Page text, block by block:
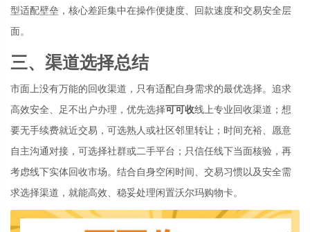
型适配壁垒，核心差距集中在操作便捷度、回款速度和交易安全层
面。
三、渠道选择总结
市面上没有万能的回收渠道，只有适配自身需求的最优选择。追求
高效安全、足不出户办理，优先选择可可收线上专业回收渠道；想
要无手续费就近交易，可选熟人或社区邻里转让；时间充裕、愿意
自主沟通对接，可选择社群或二手平台；只信任线下当面核验，再
考虑线下实体回收市场。结合自身空闲时间、交易习惯以及安全需
求选择渠道，就能高效、稳妥处理闲置沃尔玛购物卡。